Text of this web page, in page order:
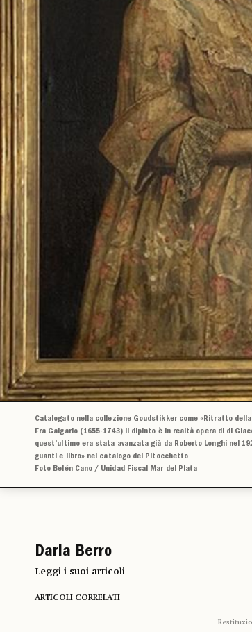
Catalogato nella collezione Goudstikker come «Ritratto
Fra Galgario (1655-1743) il dipinto è in realtà opera di di
quest'ultimo era stata avanzata già da Roberto Longhi nel
guanti e libro» nel catalogo del Pitocchetto
Foto Belén Cano / Unidad Fiscal Mar del Plata
Daria Berro
Leggi i suoi articoli
ARTICOLI CORRELATI